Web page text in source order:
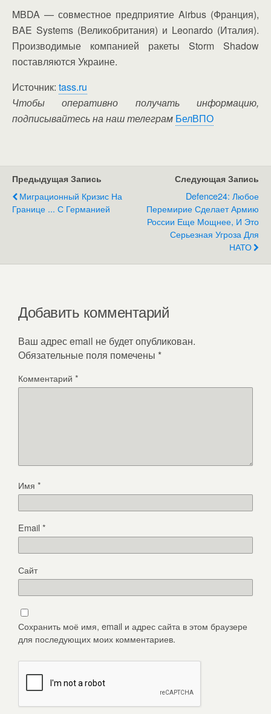
MBDA — совместное предприятие Airbus (Франция),
BAE Systems (Великобритания) и Leonardo (Италия).
Производимые компанией ракеты Storm Shadow
поставляются Украине.
Источник: tass.ru
Чтобы оперативно получать информацию,
подписывайтесь на наш телеграм БелВПО
Предыдущая Запись
Миграционный Кризис На
Границе ... С Германией
Следующая Запись
Defence24: Любое
Перемирие Сделает Армию
России Еще Мощнее, И Это
Серьезная Угроза Для
НАТО
Добавить комментарий
Ваш адрес email не будет опубликован.
Обязательные поля помечены *
Комментарий *
Имя *
Email*
Сайт
Сохранить моё имя, email и адрес сайта в этом браузере
для последующих моих комментариев.